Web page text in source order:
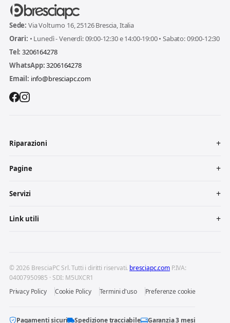
Sede: Via Volturno 16, 25126 Brescia, Italia
Orari: • Lunedì - Venerdì: 09:00-12:30 e 14:00-19:00 • Sabato: 09:00-12:30
Tel: 3206164278
WhatsApp:3206164278
Email: info@bresciapc.com
Riparazioni
Pagine
Servizi
Link utili
© 2026 BresciaPC Srl. Tutti i diritti riservati. bresciapc.com P.IVA:
04007950985 · SDI: M5UXCR1
Privacy Policy
Cookie Policy Termini d'uso Preferenze cookie
Pagamenti sicuri Spedizione tracciabile Garanzia 3 mesi